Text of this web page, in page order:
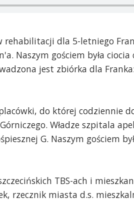
dla 5-letniego
Naszym gościem była ciocia
jest zbiórka dla Franka:
do której codziennie
Władze szpitala
G. Naszym gościem
TBS-ach i
rzecznik miasta d.s.